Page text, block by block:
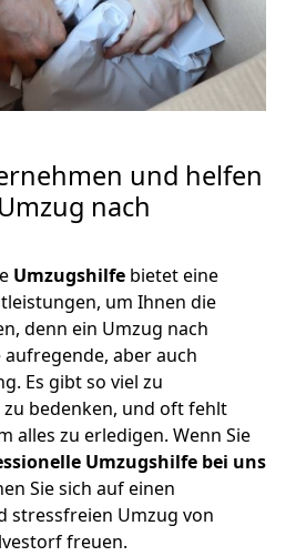
und helfen
nach
Umzugshilfe bietet eine
um Ihnen die
denn ein Umzug nach
aber auch
Es gibt so viel zu
zu bedenken, und oft fehlt
alles zu erledigen. Wenn Sie
Umzugshilfe bei uns
Sie sich auf einen
stressfreien Umzug von
freuen.